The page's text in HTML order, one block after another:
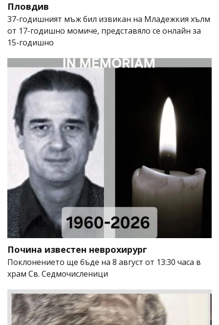
Пловдив
37-годишният мъж бил извикан на Младежкия хълм
от 17-годишно момиче, представяло се онлайн за
15-годишно
Почина известен неврохирург
Поклонението ще бъде на 8 август от 13:30 часа в
храм Св. Седмочисленици